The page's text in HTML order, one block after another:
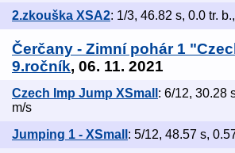
2.zkouška XSA2: 1/3, 46.82 s, 0.0 tr.
Čerčany - Zimní pohár 1
9.ročník, 06. 11. 2021
Czech Imp Jump XSmall : 6/12, 30.28
m/s
Jumping 1 - XSmall : 5/12, 48.57 s,